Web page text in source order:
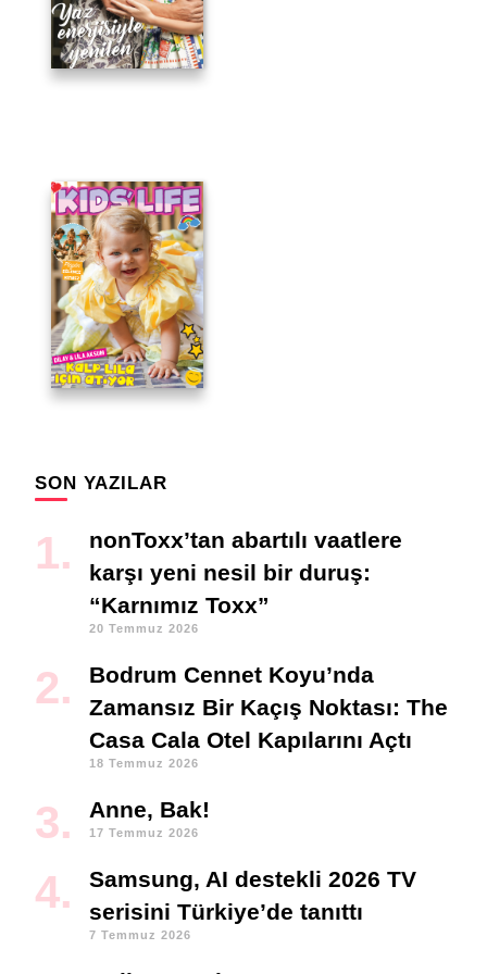
SON YAZILAR
nonToxx’tan abartılı vaatlere
karşı yeni nesil bir duruş:
“Karnımız Toxx”
20 Temmuz 2026
Bodrum Cennet Koyu’nda
Zamansız Bir Kaçış Noktası: The
Casa Cala Otel Kapılarını Açtı
18 Temmuz 2026
Anne, Bak!
17 Temmuz 2026
Samsung, AI destekli 2026 TV
serisini Türkiye’de tanıttı
7 Temmuz 2026